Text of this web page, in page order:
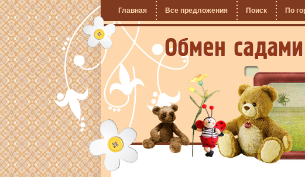
Главная Все предложения Поиск По